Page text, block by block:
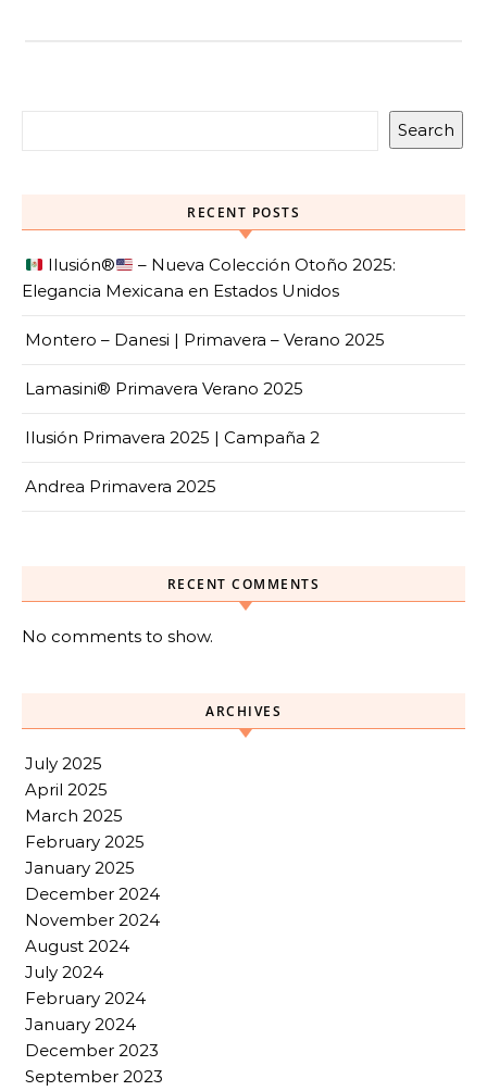
Search
RECENT POSTS
Ilusión®️
– Nueva Colección Otoño 2025:
Elegancia Mexicana en Estados Unidos
Montero – Danesi | Primavera – Verano 2025
Lamasini® Primavera Verano 2025
Ilusión Primavera 2025 | Campaña 2
Andrea Primavera 2025
RECENT COMMENTS
No comments to show.
ARCHIVES
July 2025
April 2025
March 2025
February 2025
January 2025
December 2024
November 2024
August 2024
July 2024
February 2024
January 2024
December 2023
September 2023